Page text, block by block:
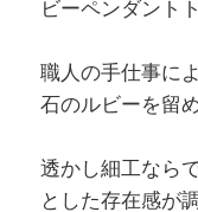
ビーペンダント
職人の手仕事に
石のルビーを留
透かし細工なら
とした存在感が